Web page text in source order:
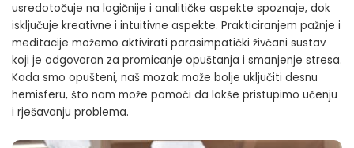
usredotočuje na logičnije i analitičke aspekte spoznaje, dok
isključuje kreativne i intuitivne aspekte. Prakticiranjem pažnje i
meditacije možemo aktivirati parasimpatički živčani sustav
koji je odgovoran za promicanje opuštanja i smanjenje stresa.
Kada smo opušteni, naš mozak može bolje uključiti desnu
hemisferu, što nam može pomoći da lakše pristupimo učenju
i rješavanju problema.